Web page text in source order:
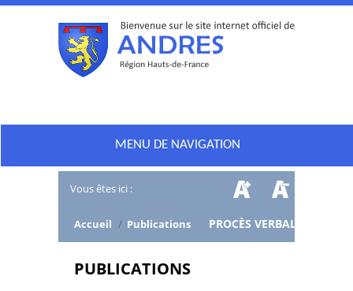
MENU DE NAVIGATION
Vous êtes ici :
Accueil / Publications PROCÈS VERBAL
PUBLICATIONS